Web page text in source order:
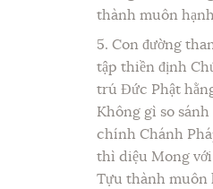
thành muôn
5. Con đường
tập thiền định
trú Đức Phật
Không gì so sánh
chính Chánh
thì diệu Mong
Tựu thành muôn